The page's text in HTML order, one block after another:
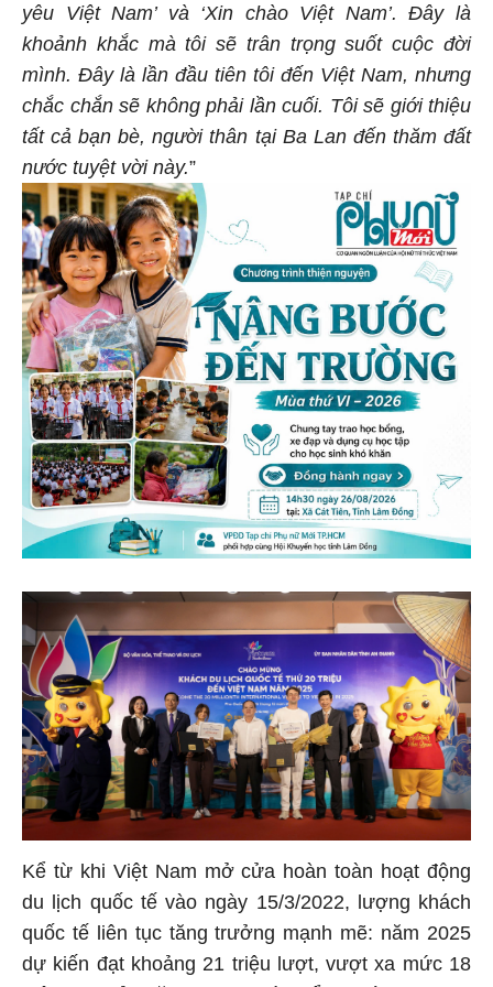
yêu Việt Nam’ và ‘Xin chào Việt Nam’. Đây là
khoảnh khắc mà tôi sẽ trân trọng suốt cuộc đời
mình. Đây là lần đầu tiên tôi đến Việt Nam, nhưng
chắc chắn sẽ không phải lần cuối. Tôi sẽ giới thiệu
tất cả bạn bè, người thân tại Ba Lan đến thăm đất
nước tuyệt vời này.”
Kể từ khi Việt Nam mở cửa hoàn toàn hoạt động
du lịch quốc tế vào ngày 15/3/2022, lượng khách
quốc tế liên tục tăng trưởng mạnh mẽ: năm 2025
dự kiến đạt khoảng 21 triệu lượt, vượt xa mức 18